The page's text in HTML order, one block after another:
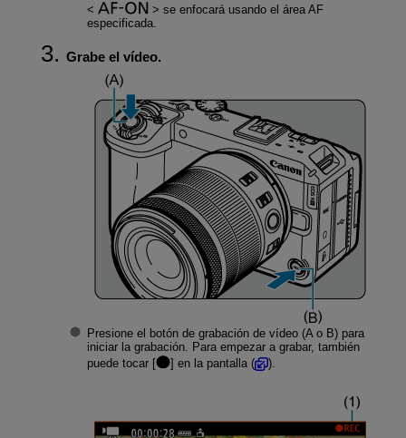
se enfocará usando el área AF
especificada.
Grabe el vídeo.
Presione el botón de grabación de vídeo (A o B) para
iniciar la grabación. Para empezar a grabar, también
puede tocar [
] en la pantalla ( ).